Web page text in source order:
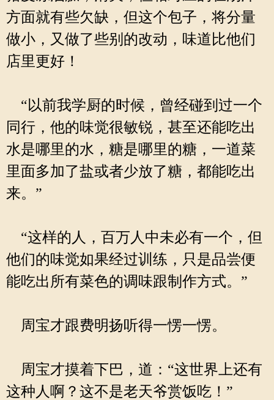
方面就有些欠缺，但这个包子，将分量
做小，又做了些别的改动，味道比他们
店里更好！
“以前我学厨的时候，曾经碰到过一个
同行，他的味觉很敏锐，甚至还能吃出
水是哪里的水，糖是哪里的糖，一道菜
里面多加了盐或者少放了糖，都能吃出
来。”
“这样的人，百万人中未必有一个，但
他们的味觉如果经过训练，只是品尝便
能吃出所有菜色的调味跟制作方式。”
周宝才跟费明扬听得一愣一愣。
周宝才摸着下巴，道：“这世界上还有
这种人啊？这不是老天爷赏饭吃！”